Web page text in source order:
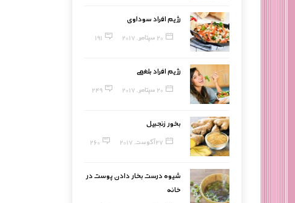
رژیم افراد سوداوی
20 سپتامبر, 2017 191
رژیم افراد بلغمی
20 سپتامبر, 2017 249
بخور زنجبیل
27 آگوست, 2017 260
شیوه درست بخار دادن پوست در
خانه